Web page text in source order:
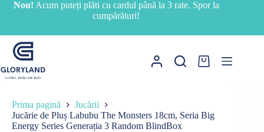
SariNou! Acum puteți plăti cu cardul până la 3 rate. Spor la
cumpărături!
Coș
Prima pagină
Jucării
Jucărie de Pluș Labubu The Monsters 18cm, Seria Big
Energy Series Generația 3 Random BlindBox